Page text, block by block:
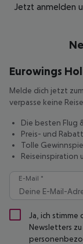
Jetzt anmelden
Eurowings
Melde dich jetzt
verpasse keine
Die besten Flug
Preis- und
Tolle
Reiseinspiration
E-Mail *
Ja, ich stimme
Newsletters